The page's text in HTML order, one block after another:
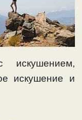
искушением,
искушение и